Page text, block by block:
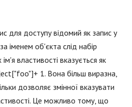
для доступу відомий як запис у
іменем об'єкта слід набір
властивості вказується як
1. Вона більш виразна,
дозволяє змінної вказувати
Це можливо тому, що